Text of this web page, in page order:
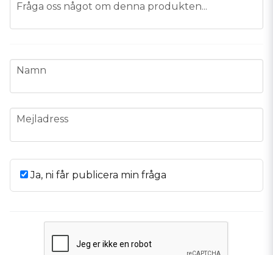
Fråga oss något om denna produkten...
name
Namn
email
Mejladress
Ja, ni får publicera min fråga